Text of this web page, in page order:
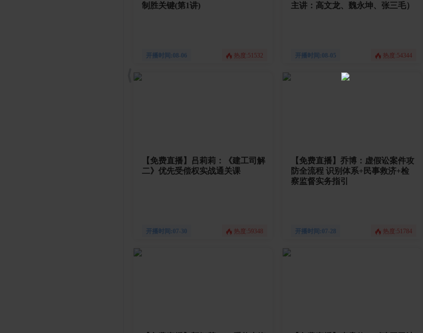
制胜关键(第1讲)
开播时间:08-06 热度:51532
主讲：高文龙、魏永坤、张三毛）
开播时间:08-05 热度:54344
【免费直播】吕莉莉：《建工司解
二》优先受偿权实战通关课
开播时间:07-30 热度:59348
【免费直播】乔博：虚假讼案件攻
防全流程 识别体系+民事救济+检
察监督实务指引
开播时间:07-28 热度:51784